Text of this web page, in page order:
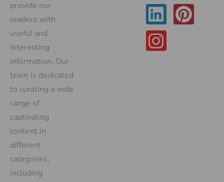
provide our
readers with
useful and
interesting
information. Our
team is dedicated
to curating a wide
range of
captivating
content in
different
categories,
including